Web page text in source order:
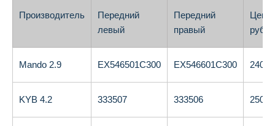
Производитель
Передний
левый
Передний
правый
Цена,
руб.
Mando 2.9 EX546501C300 EX546601C300 2400
KYB 4.2 333507 333506 2500